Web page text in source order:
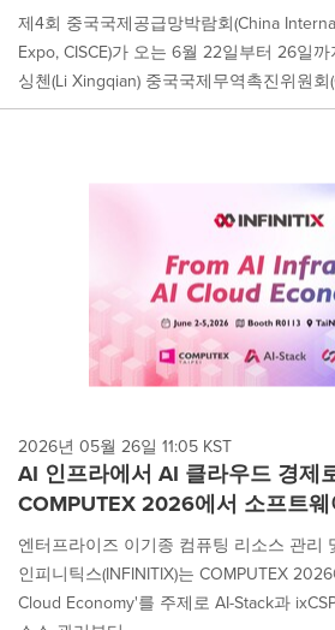
제4회 중국국제공급망박람회(China
Expo, CISCE)가 오는 6월 22일부터 26일
싱첸(Li Xingqian) 중국국제무역촉진위원
2026년 05월 26일 11:05 KST
AI 인프라에서 AI 클라우드 경제
COMPUTEX 2026에서 소프트
엔터프라이즈 이기종 컴퓨팅 리소스 관리
인피니틱스(INFINITIX)는 COMPUTEX
Cloud Economy'를 주제로 AI-Stack과